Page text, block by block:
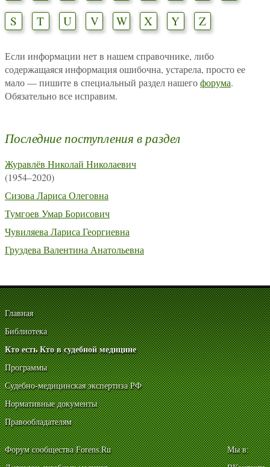
S
T U V W X Y Z
Если информации нет в нашем справочнике, либо
содержащаяся информация ошибочна, устарела, просто ее
мало — пишите в специальный раздел нашегофорума.
Обязательно все исправим.
Последние поступления в раздел
Журавлёв Николай Николаевич
(1954–2020)
Сизова Лариса Олеговна
Тумгоев Умар Борисович
Чувиляева Лариса Георгиевна
Груздева Валентина Анатольевна
Главная
Библиотека
Кто есть Кто в судебной медицине
Программы
Судебно-медицинская экспертиза РФ
Нормативные документы
Правообладателям
Форум сообщества Forens.Ru
Мы в: